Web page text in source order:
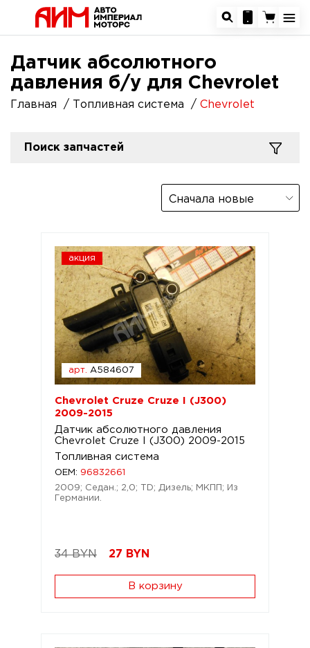
Датчик абсолютного
давления б/у для Chevrolet
Главная Топливная система Chevrolet
Поиск запчастей
Сначала новые
акция
арт. A584607
Chevrolet Cruze Cruze I (J300)
2009-2015
Датчик абсолютного давления
Chevrolet Cruze I (J300) 2009-2015
Топливная система
OEM: 96832661
2009; Седан.; 2,0; TD; Дизель; МКПП; Из
Германии.
34 BYN 27 BYN
В корзину